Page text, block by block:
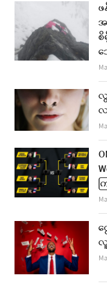
လ
က